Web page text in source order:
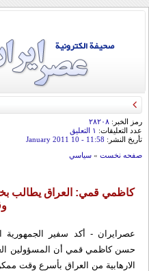
رمز الخبر: ۲۸۲۰۸
عدد التعليقات: ۱ التعلیق
تأريخ النشر: 11:58
- 10 January 2011
صفحه نخست » سياسي
كاظمي قمي: العراق يطالب
عصرايران - أكد سفير الجمهورية
حسن كاظمي قمي أن المسؤولين
الارهابية من العراق بأسرع وقت